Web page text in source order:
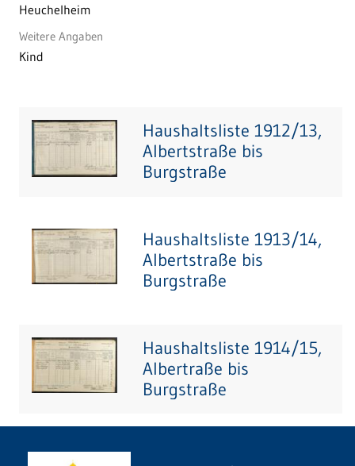
Heuchelheim
Weitere Angaben
Kind
Haushaltsliste 1912/13,
Albertstraße bis
Burgstraße
Haushaltsliste 1913/14,
Albertstraße bis
Burgstraße
Haushaltsliste 1914/15,
Albertraße bis
Burgstraße